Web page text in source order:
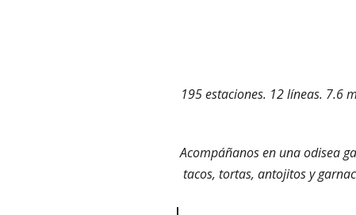
195 estaciones. 12 líneas. 7.6
Acompáñanos en una odisea
tacos, tortas, antojitos y